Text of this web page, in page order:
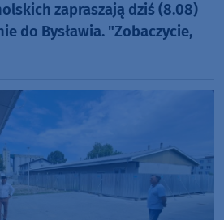
zapraszają dziś (8.08)
do Bysławia. "Zobaczycie,